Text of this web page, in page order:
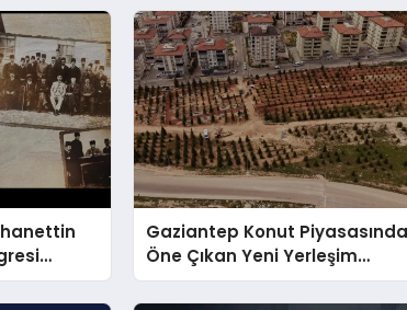
Gaziantep Konut
Öne Çıkan Yeni Yerleşim
Bölgeleri